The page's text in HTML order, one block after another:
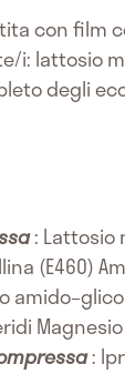
con film
i: lattosio
degli
:
(E460)
: